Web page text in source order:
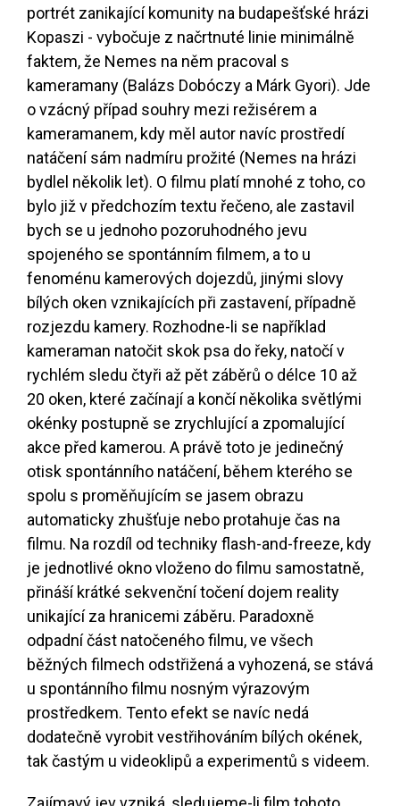
portrét zanikající komunity na budapešťské hrázi
Kopaszi - vybočuje z načrtnuté linie minimálně
faktem, že Nemes na něm pracoval s
kameramany (Balázs Dobóczy a Márk Gyori). Jde
o vzácný případ souhry mezi režisérem a
kameramanem, kdy měl autor navíc prostředí
natáčení sám nadmíru prožité (Nemes na hrázi
bydlel několik let). O filmu platí mnohé z toho, co
bylo již v předchozím textu řečeno, ale zastavil
bych se u jednoho pozoruhodného jevu
spojeného se spontánním filmem, a to u
fenoménu kamerových dojezdů, jinými slovy
bílých oken vznikajících při zastavení, případně
rozjezdu kamery. Rozhodne-li se například
kameraman natočit skok psa do řeky, natočí v
rychlém sledu čtyři až pět záběrů o délce 10 až
20 oken, které začínají a končí několika světlými
okénky postupně se zrychlující a zpomalující
akce před kamerou. A právě toto je jedinečný
otisk spontánního natáčení, během kterého se
spolu s proměňujícím se jasem obrazu
automaticky zhušťuje nebo protahuje čas na
filmu. Na rozdíl od techniky flash-and-freeze, kdy
je jednotlivé okno vloženo do filmu samostatně,
přináší krátké sekvenční točení dojem reality
unikající za hranicemi záběru. Paradoxně
odpadní část natočeného filmu, ve všech
běžných filmech odstřižená a vyhozená, se stává
u spontánního filmu nosným výrazovým
prostředkem. Tento efekt se navíc nedá
dodatečně vyrobit vestřihováním bílých okének,
tak častým u videoklipů a experimentů s videem.